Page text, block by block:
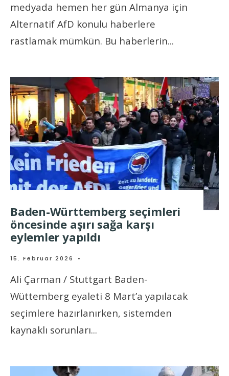
medyada hemen her gün Almanya için
Alternatif AfD konulu haberlere
rastlamak mümkün. Bu haberlerin...
Baden-Württemberg seçimleri
öncesinde aşırı sağa karşı
eylemler yapıldı
15. Februar 2026 •
Ali Çarman / Stuttgart Baden-
Wüttemberg eyaleti 8 Mart’a yapılacak
seçimlere hazırlanırken, sistemden
kaynaklı sorunları...